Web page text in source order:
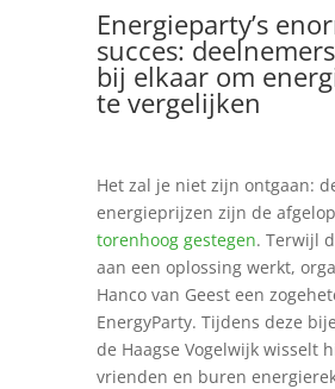
Energieparty’s
succes:
bij elkaar om
te vergelijken
Het zal je niet zijn ontgaan:
energieprijzen zijn de
torenhoog gestegen. Terwijl
aan een oplossing werkt,
Hanco van Geest een
EnergyParty. Tijdens deze
de Haagse Vogelwijk wisselt
vrienden en buren